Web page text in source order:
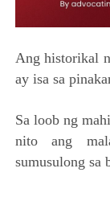
Ang historikal
ay isa sa
Sa loob ng
nito ang
sumusulong sa